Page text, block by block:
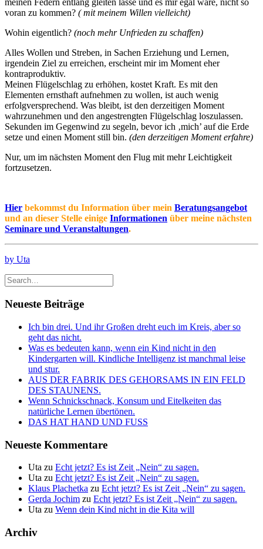
meinen Federn entlang gleiten lasse und es mir egal wäre, nicht so
voran zu kommen? ( mit meinem Willen vielleicht)
Wohin eigentlich? (noch mehr Unfrieden zu schaffen)
Alles Wollen und Streben, in Sachen Erziehung und Lernen,
irgendein Ziel zu erreichen, erscheint mir im Moment eher
kontraproduktiv.
Meinen Flügelschlag zu erhöhen, kostet Kraft. Es mit den
Elementen ernsthaft aufnehmen zu wollen, ist auch wenig
erfolgversprechend. Was bleibt, ist den derzeitigen Moment
wahrzunehmen und den angestrengten Flügelschlag loszulassen.
Sekunden im Gegenwind zu segeln, bevor ich ‚mich’ auf die Erde
setze und einen Moment still bin. (den derzeitigen Moment erfahre)
Nur, um im nächsten Moment den Flug mit mehr Leichtigkeit
fortzusetzen.
Hier bekommst du Information über mein Beratungsangebot
und an dieser Stelle einige Informationen über meine nächsten
Seminare und Veranstaltungen.
by Uta
Neueste Beiträge
Ich bin drei. Und ihr Großen dreht euch im Kreis, aber so
geht das nicht.
Was es bedeuten kann, wenn ein Kind nicht in den
Kindergarten will. Kindliche Intelligenz ist manchmal leise
und stur.
AUS DER FABRIK DES GEHORSAMS IN EIN FELD
DES STAUNENS.
Wenn Schnickschnack, Konsum und Eitelkeiten das
natürliche Lernen übertönen.
DAS HAT HAND UND FUSS
Neueste Kommentare
Uta zu Echt jetzt? Es ist Zeit „Nein“ zu sagen.
Uta zu Echt jetzt? Es ist Zeit „Nein“ zu sagen.
Klaus Plachetka zu Echt jetzt? Es ist Zeit „Nein“ zu sagen.
Gerda Jochim zu Echt jetzt? Es ist Zeit „Nein“ zu sagen.
Uta zu Wenn dein Kind nicht in die Kita will
Archiv